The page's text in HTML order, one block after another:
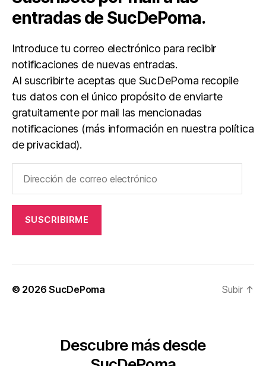
entradas de SucDePoma.
Introduce tu correo electrónico para recibir
notificaciones de nuevas entradas.
Al suscribirte aceptas que SucDePoma recopile
tus datos con el único propósito de enviarte
gratuitamente por mail las mencionadas
notificaciones (más información en nuestra política
de privacidad).
correo
SUSCRIBIRME
© 2026SucDePoma Subir ↑
Descubre más desde